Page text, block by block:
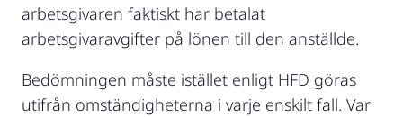
arbetsgivaren faktiskt har betalat
arbetsgivaravgifter på lönen till den anställde.
Bedömningen måste istället enligt HFD göras
utifrån omständigheterna i varje enskilt fall. Var